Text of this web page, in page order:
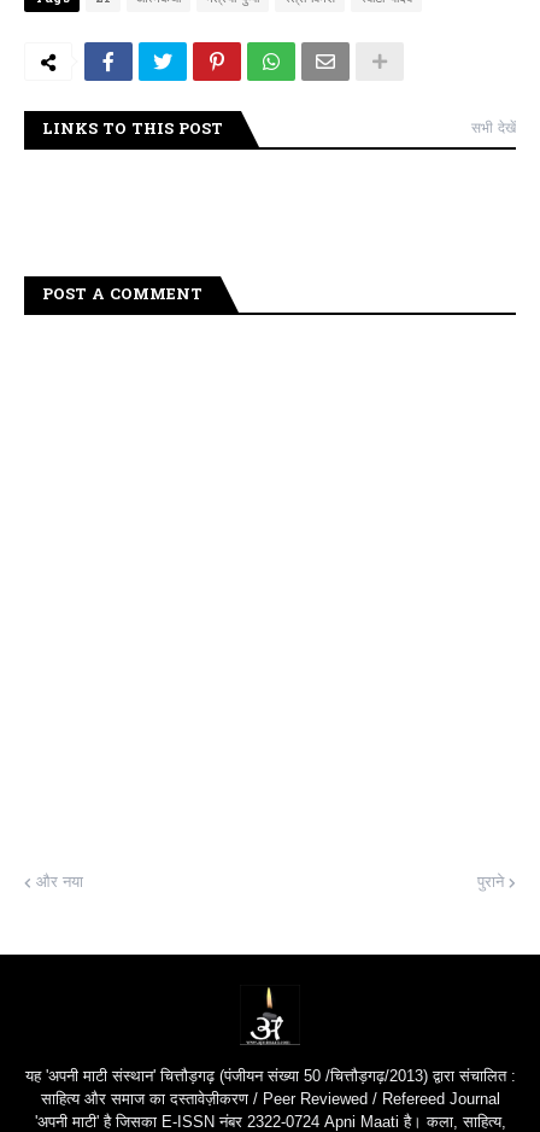
LINKS TO THIS POST सभी देखें
POST A COMMENT
और नया पुराने
यह 'अपनी माटी संस्थान' चित्तौड़गढ़ (पंजीयन संख्या 50 /चित्तौड़गढ़/2013) द्वारा संचालित :
साहित्य और समाज का दस्तावेज़ीकरण / Peer Reviewed / Refereed Journal
'अपनी माटी' है जिसका E-ISSN नंबर 2322-0724 Apni Maati है। कला, साहित्य,